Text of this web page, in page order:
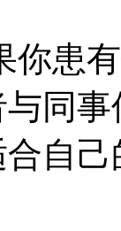
你患
同
自